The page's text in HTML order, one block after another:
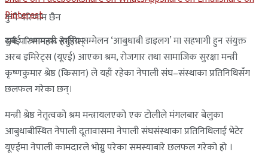
कुनै परिणाम छैन
सबै परिणामहरू हेर्नुहोस्
Pinterest
दुबई । श्रममन्त्री स्तरीय सम्मेलन ‘आबुधाबी डाइलग’ मा सहभागी हुन संयुक्त
अरब इमिरेट्स (यूएई) आएका श्रम, रोजगार तथा सामाजिक सुरक्षा मन्त्री
कृष्णकुमार श्रेष्ठ (किसान) ले यहाँ रहेका नेपाली संघ–संस्थाका प्रतिनिधिसँग
छलफल गरेका छन्।
मन्त्री श्रेष्ठ नेतृत्वको श्रम मन्त्रायलएको एक टोलीले मंगलबार बेलुका
आबुधाबीस्थित नेपाली दूतावासमा नेपाली संघसंस्थाका प्रतिनिधिलाई भेटेर
यूएईमा नेपाली कामदारले भोग्नु परेका समस्याबारे छलफल गरेकाे हाे ।